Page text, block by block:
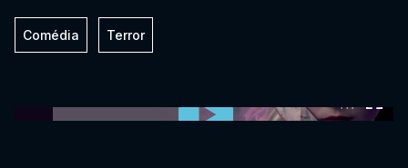
Comédia Terror